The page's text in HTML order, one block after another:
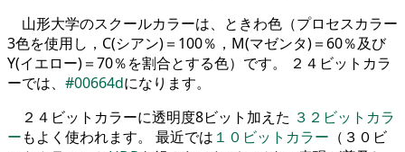
山形大学のスクールカラーは、ときわ色（プロセスカラー
3色を使用し，C(シアン)＝100％，M(マゼンタ)＝60％及び
Y(イエロー)＝70％を割合とする色）です。 ２４ビットカラ
ーでは、 #00664dになります。
２４ビットカラーに透明度8ビット加えた ３２ビットカラ
ーもよく使われます。 最近では １０ビットカラー （３０ビ